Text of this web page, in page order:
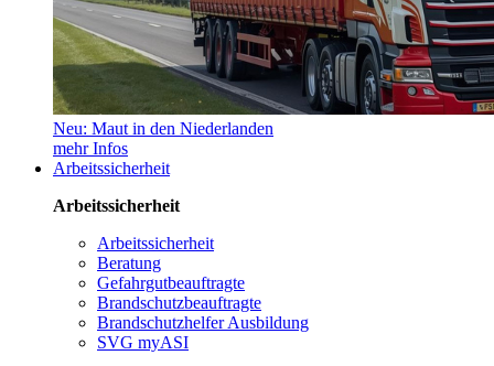
Neu: Maut in den Niederlanden
mehr Infos
Arbeitssicherheit
Arbeitssicherheit
Arbeitssicherheit
Beratung
Gefahrgutbeauftragte
Brandschutzbeauftragte
Brandschutzhelfer Ausbildung
SVG myASI